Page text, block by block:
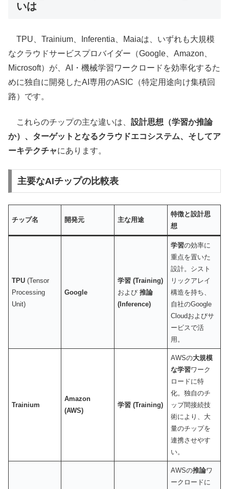
いは
TPU、Trainium、Inferentia、Maiaは、いずれも大規模
なクラウドサービスプロバイダー（Google、Amazon、
Microsoft）が、AI・機械学習ワークロードを効率化するた
めに独自に開発したAI専用のASIC（特定用途向け集積回
路）です。
これらのチップの主な違いは、 設計思想（学習か推論
か）、ターゲットとなるクラウドエコシステム、そしてア
ーキテクチャにあります。
主要なAIチップの比較表
チップ名 開発元 主な用途
特徴と設計思
想
TPU (Tensor
Processing
Unit)
Google
学習 (Training)
および推論
(Inference)
学習の効率に
重点を置いた
設計。シスト
リックアレイ
構造を持ち、
自社のGoogle
Cloudおよびサ
ービスで活
用。
Trainium
Amazon
(AWS)
学習 (Training)
AWSの大規模
な学習ワーク
ロードに特
化。独自のチ
ップ間接続技
術により、大
量のチップを
連携させやす
い。
AWSの推論ワ
ークロードに